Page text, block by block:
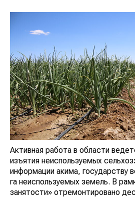
Активная работа в области
изъятия неиспользуемых
информации акима, государству
га неиспользуемых земель. В
занятости» отремонтировано